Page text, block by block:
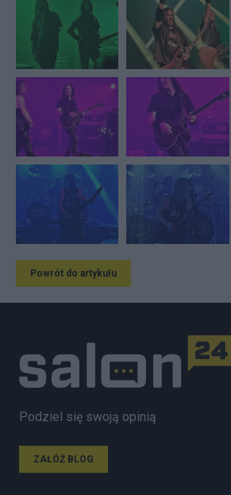
Powrót do artykułu
Podziel się swoją opinią
ZAŁÓŻ BLOG